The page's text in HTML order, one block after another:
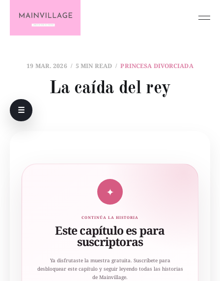
19 MAR. 2026 5 MIN READ PRINCESA DIVORCIADA
La caída del rey
☰
✦
CONTINÚA LA HISTORIA
Este capítulo es para
suscriptoras
Ya disfrutaste la muestra gratuita. Suscríbete para
desbloquear este capítulo y seguir leyendo todas las historias
de Mainvillage.